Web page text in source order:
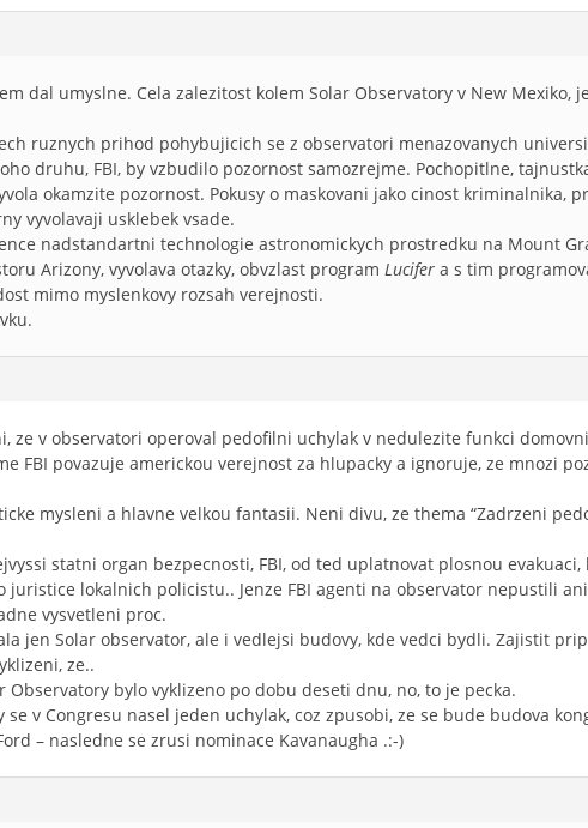
dal umyslne. Cela zalezitost kolem Solar Observatory v New Mexiko,
ruznych prihod pohybujicich se z observatori menazovanych
druhu, FBI, by vzbudilo pozornost samozrejme. Pochopitlne,
okamzite pozornost. Pokusy o maskovani jako cinost kriminalnika,
vyvolavaji usklebek vsade.
nadstandartni technologie astronomickych prostredku na Mount
Arizony, vyvolava otazky, obvzlast program Lucifer a s tim
mimo myslenkovy rozsah verejnosti.
ze v observatori operoval pedofilni uchylak v nedulezite funkci
FBI povazuje americkou verejnost za hlupacky a ignoruje, ze mnozi
mysleni a hlavne velkou fantasii. Neni divu, ze thema “Zadrzeni
statni organ bezpecnosti, FBI, od ted uplatnovat plosnou
juristice lokalnich policistu.. Jenze FBI agenti na observator nepustili
vysvetleni proc.
jen Solar observator, ale i vedlejsi budovy, kde vedci bydli. Zajistit
ze..
Observatory bylo vyklizeno po dobu deseti dnu, no, to je pecka.
se v Congresu nasel jeden uchylak, coz zpusobi, ze se bude budova
– nasledne se zrusi nominace Kavanaugha .:-)